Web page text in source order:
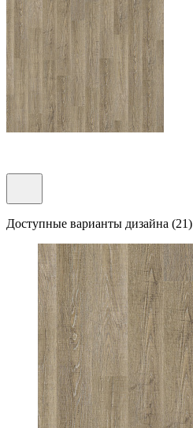
Доступные варианты дизайна (21)